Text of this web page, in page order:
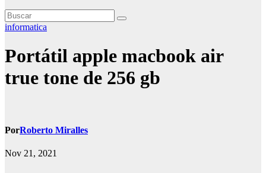
informatica
Portátil apple macbook air
true tone de 256 gb
PorRoberto Miralles
Nov 21, 2021